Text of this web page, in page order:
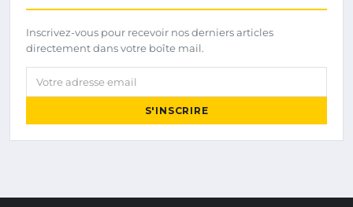
Inscrivez-vous pour recevoir nos derniers articles
directement dans votre boîte mail.
Votre adresse email
S'INSCRIRE